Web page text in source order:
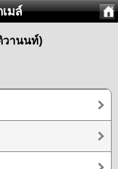
มล์
วานนท์)